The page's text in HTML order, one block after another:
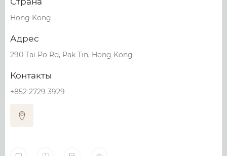
Hong Kong
Адрес
290 Tai Po Rd, Pak Tin, Hong Kong
Контакты
+852 2729 3929